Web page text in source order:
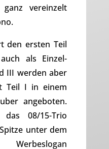
vereinzelt
den ersten Teil
als Einzel-
III werden aber
Teil I in einem
angeboten.
08/15-Trio
unter dem
Werbeslogan